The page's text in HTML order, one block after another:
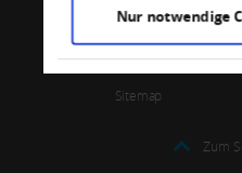
Nur notwendige
© 2026 Schweizerischer
Impressum
Sitemap
Zum